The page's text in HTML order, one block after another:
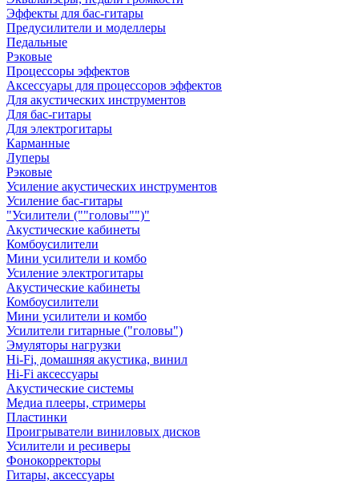
Эффекты для бас-гитары
Предусилители и моделлеры
Педальные
Рэковые
Процессоры эффектов
Аксессуары для процессоров эффектов
Для акустических инструментов
Для бас-гитары
Для электрогитары
Карманные
Луперы
Рэковые
Усиление акустических инструментов
Усиление бас-гитары
"Усилители (""головы"")"
Акустические кабинеты
Комбоусилители
Мини усилители и комбо
Усиление электрогитары
Акустические кабинеты
Комбоусилители
Мини усилители и комбо
Усилители гитарные ("головы")
Эмуляторы нагрузки
Hi-Fi, домашняя акустика, винил
Hi-Fi аксессуары
Акустические системы
Медиа плееры, стримеры
Пластинки
Проигрыватели виниловых дисков
Усилители и ресиверы
Фонокорректоры
Гитары, аксессуары